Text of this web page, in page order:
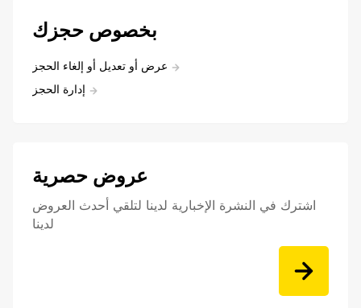
بخصوص حجزك
عرض أو تعديل أو إلغاء الحجز
إدارة الحجز
عروض حصرية
اشترك في النشرة الإخبارية لدينا لتلقي أحدث العروض
لدينا